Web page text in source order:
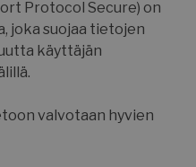
Protocol Secure) on
joka suojaa tietojen
käyttäjän
valvotaan hyvien